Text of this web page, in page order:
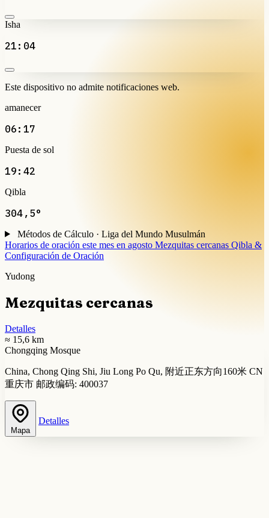
Isha
21:04
Este dispositivo no admite notificaciones web.
amanecer
06:17
Puesta de sol
19:42
Qibla
304,5°
Métodos de Cálculo · Liga del Mundo Musulmán
Horarios de oración este mes en agosto Mezquitas cercanas Qibla &
Configuración de Oración
Yudong
Mezquitas cercanas
Detalles
≈ 15,6 km
Chongqing Mosque
China, Chong Qing Shi, Jiu Long Po Qu, 附近正东方向160米 CN
重庆市 邮政编码: 400037
Mapa
Detalles